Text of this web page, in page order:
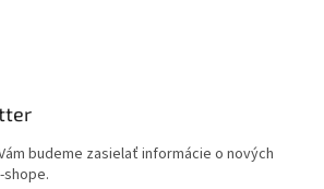
budeme zasielať informácie o nových